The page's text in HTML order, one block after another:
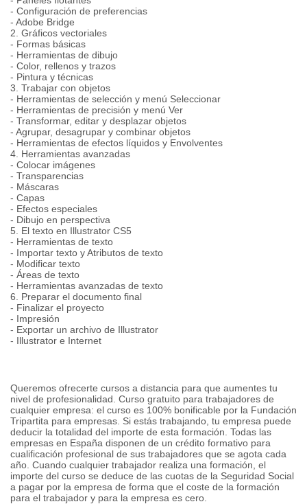
- Configuración de preferencias
- Adobe Bridge
2. Gráficos vectoriales
- Formas básicas
- Herramientas de dibujo
- Color, rellenos y trazos
- Pintura y técnicas
3. Trabajar con objetos
- Herramientas de selección y menú Seleccionar
- Herramientas de precisión y menú Ver
- Transformar, editar y desplazar objetos
- Agrupar, desagrupar y combinar objetos
- Herramientas de efectos líquidos y Envolventes
4. Herramientas avanzadas
- Colocar imágenes
- Transparencias
- Máscaras
- Capas
- Efectos especiales
- Dibujo en perspectiva
5. El texto en Illustrator CS5
- Herramientas de texto
- Importar texto y Atributos de texto
- Modificar texto
- Áreas de texto
- Herramientas avanzadas de texto
6. Preparar el documento final
- Finalizar el proyecto
- Impresión
- Exportar un archivo de Illustrator
- Illustrator e Internet
Queremos ofrecerte cursos a distancia para que aumentes tu
nivel de profesionalidad. Curso gratuito para trabajadores de
cualquier empresa: el curso es 100% bonificable por la Fundación
Tripartita para empresas. Si estás trabajando, tu empresa puede
deducir la totalidad del importe de esta formación. Todas las
empresas en España disponen de un crédito formativo para
cualificación profesional de sus trabajadores que se agota cada
año. Cuando cualquier trabajador realiza una formación, el
importe del curso se deduce de las cuotas de la Seguridad Social
a pagar por la empresa de forma que el coste de la formación
para el trabajador y para la empresa es cero.